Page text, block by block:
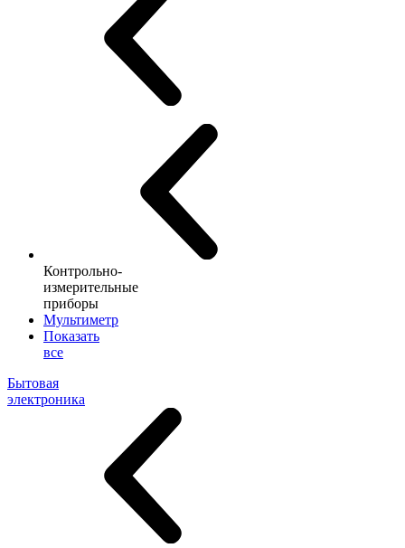
Контрольно-
измерительные
приборы
Мультиметр
Показать
все
Бытовая
электроника